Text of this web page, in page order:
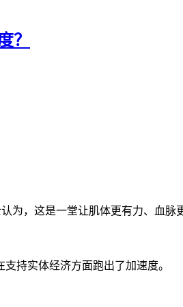
？
为，这是一堂让肌体更有力、血脉
持实体经济方面跑出了加速度。